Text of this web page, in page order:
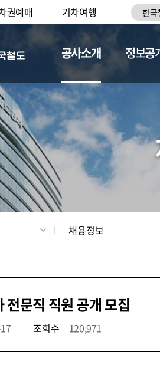
권예매 기차여행 한국
공사소개
일반현황
정보공
채용정보
전문직 직원 공개 모집
조회수 120,971